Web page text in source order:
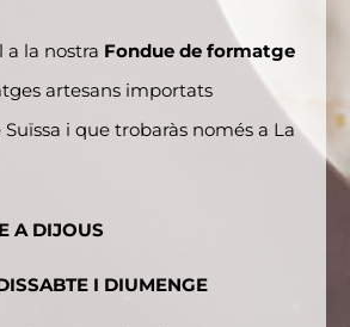
a la nostra Fondue de formatge
artesans importats
i que trobaràs només a La
A DIJOUS
I DIUMENGE